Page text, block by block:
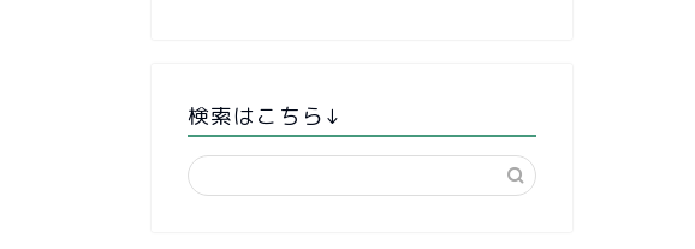
検索はこちら↓